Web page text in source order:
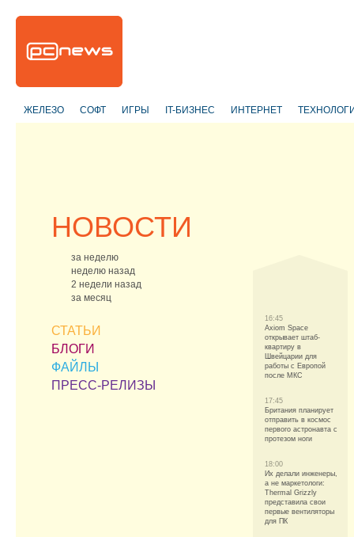
ЖЕЛЕЗО СОФТ ИГРЫ IT-БИЗНЕС ИНТЕРНЕТ
НОВОСТИ
за неделю
неделю назад
2 недели назад
за месяц
СТАТЬИ
БЛОГИ
ФАЙЛЫ
ПРЕСС-РЕЛИЗЫ
16:45
Axiom Space
открывает штаб-
квартиру в
Швейцарии для
работы с Европой
после МКС
17:45
Британия планирует
отправить в космос
первого астронавта с
протезом ноги
18:00
Их делали инженеры,
а не маркетологи:
Thermal Grizzly
представила свои
первые вентиляторы
для ПК